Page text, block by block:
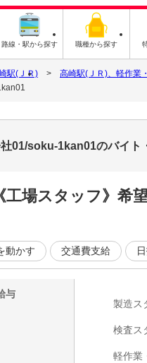
路線・駅から探す 職種から探す
駅(ＪＲ) 高崎駅(ＪＲ)、軽作業
01/soku-1kan01のバイト
場スタッフ》希
動かす 交通費支給
与
製造ス
検査ス
軽作業